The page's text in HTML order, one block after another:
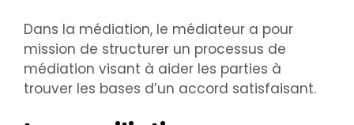
Dans la médiation, le médiateur a pour
mission de structurer un processus de
médiation visant à aider les parties à
trouver les bases d’un accord satisfaisant.